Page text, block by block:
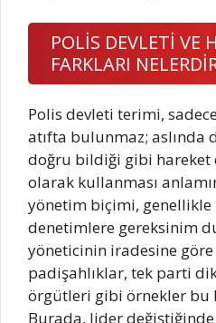
POLİS DEVLETİ VE
FARKLARI
Polis devleti terimi,
atıfta bulunmaz; aslında
doğru bildiği gibi hareket
olarak kullanması
yönetim biçimi, genellikle
denetimlere gereksinim
yöneticinin iradesine
padişahlıklar, tek parti
örgütleri gibi örnekler bu
Burada, lider